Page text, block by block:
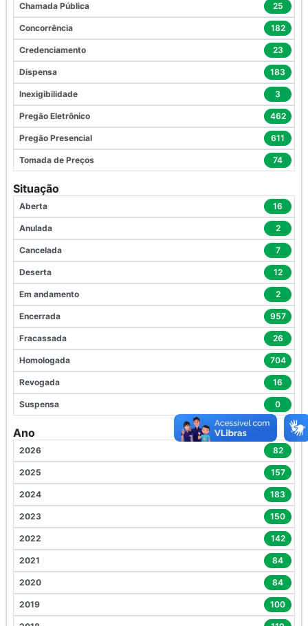
Chamada Pública 25
Concorrência 182
Credenciamento 23
Dispensa 183
Inexigibilidade 3
Pregão Eletrônico 462
Pregão Presencial 611
Tomada de Preços 74
Situação
Aberta 16
Anulada 2
Cancelada 7
Deserta 12
Em andamento 2
Encerrada 957
Fracassada 26
Homologada 704
Revogada 16
Suspensa 0
Ano
2026 82
2025 157
2024 183
2023 150
2022 142
2021 84
2020 84
2019 100